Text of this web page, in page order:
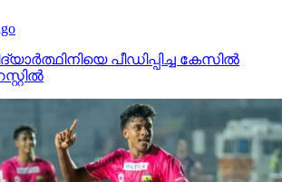
പീഡിപ്പിച്ച കേസില്‍